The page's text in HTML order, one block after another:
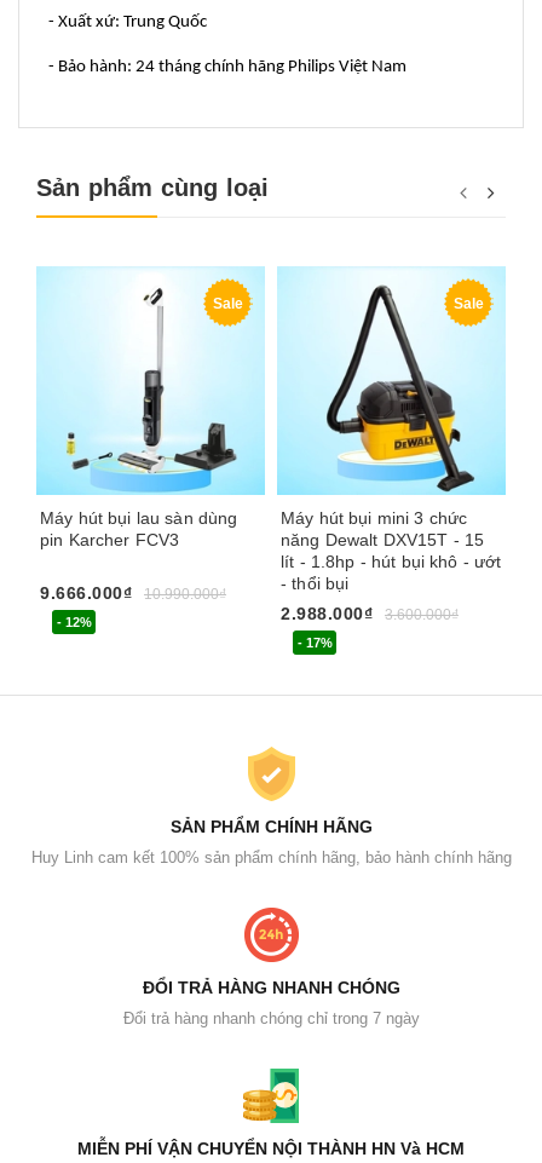
- Xuất xứ: Trung Quốc
- Bảo hành: 24 tháng chính hãng Philips Việt Nam
Sản phẩm cùng loại
Sale
Máy hút bụi lau sàn dùng
pin Karcher FCV3
9.666.000₫ 10.990.000₫
- 12%
Sale
Máy hút bụi mini 3 chức
năng Dewalt DXV15T - 15
lít - 1.8hp - hút bụi khô - ướt
- thổi bụi
2.988.000₫
3.600.000₫
- 17%
SẢN PHẨM CHÍNH HÃNG
Huy Linh cam kết 100% sản phẩm chính hãng, bảo hành chính hãng
ĐỔI TRẢ HÀNG NHANH CHÓNG
Đổi trả hàng nhanh chóng chỉ trong 7 ngày
MIỄN PHÍ VẬN CHUYỂN NỘI THÀNH HN Và HCM